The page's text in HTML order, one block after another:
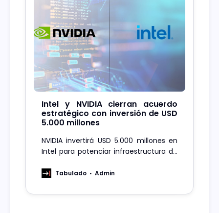
Intel y NVIDIA cierran acuerdo
estratégico con inversión de USD
5.000 millones
NVIDIA invertirá USD 5.000 millones en
Intel para potenciar infraestructura de
Tabulado Admin